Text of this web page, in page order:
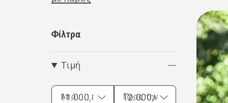
Φίλτρα
Τιμή
Από Προς την
180°
Όλα
τα